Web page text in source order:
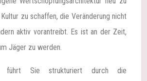
zu schaffen, die Veränderung nicht
aktiv vorantreibt. Es ist an der Zeit,
Jäger zu werden.
führt Sie strukturiert durch die